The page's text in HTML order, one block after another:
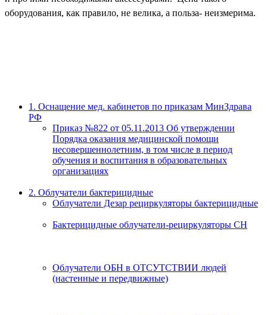
оборудования, как правило, не велика, а польза- неизмерима.
1. Оснащение мед. кабинетов по приказам МинЗдрава
РФ
Приказ №822 от 05.11.2013 Об утверждении
Порядка оказания медицинской помощи
несовершеннолетним, в том числе в период
обучения и воспитания в образовательных
организациях
2. Облучатели бактерицидные
Облучатели Дезар рециркуляторы бактерицидные
Бактерицидные облучатели-рециркуляторы СН
Облучатели ОБН в ОТСУТСТВИИ людей
(настенные и передвижные)